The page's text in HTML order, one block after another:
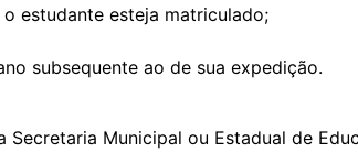
estudante esteja matriculado;
subsequente ao de sua expedição.
Secretaria Municipal ou Estadual de